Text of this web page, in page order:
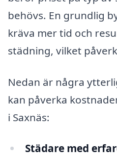
behövs. En grundlig
kräva mer tid och
städning, vilket
Nedan är några
kan påverka
i Saxnäs:
Städare med